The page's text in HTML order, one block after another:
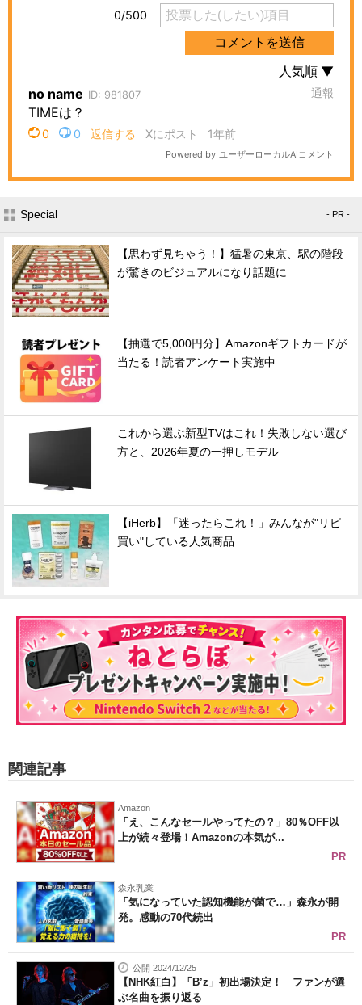
Special - PR -
【思わず見ちゃう！】猛暑の東京、駅の階段
が驚きのビジュアルになり話題に
【抽選で5,000円分】Amazonギフトカードが
当たる！読者アンケート実施中
これから選ぶ新型TVはこれ！失敗しない選び
方と、2026年夏の一押しモデル
【iHerb】「迷ったらこれ！」みんなが"リピ
買い"している人気商品
関連記事
Amazon
「え、こんなセールやってたの？」80％OFF以
上が続々登場！Amazonの本気が...
PR
森永乳業
「気になっていた認知機能が菌で…」森永が開
発。感動の70代続出
PR
公開 2024/12/25
【NHK紅白】「B’z」初出場決定！ ファンが選
ぶ名曲を振り返る